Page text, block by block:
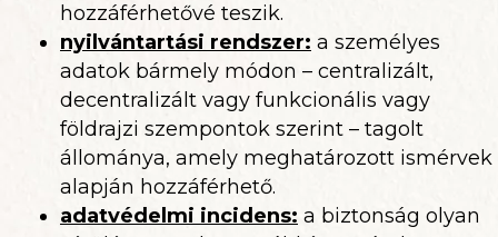
hozzáférhetővé teszik.
nyilvántartási rendszer: a személyes
adatok bármely módon – centralizált,
decentralizált vagy funkcionális vagy
földrajzi szempontok szerint – tagolt
állománya, amely meghatározott ismérvek
alapján hozzáférhető.
adatvédelmi incidens: a biztonság olyan